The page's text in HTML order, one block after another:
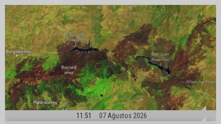
11:51 07 Ağustos 2026